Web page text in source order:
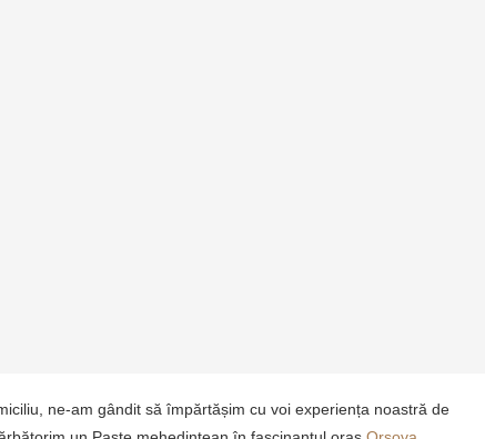
ne-am gândit să împărtășim cu voi experiența noastră de